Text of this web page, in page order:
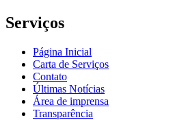
Serviços
Página Inicial
Carta de Serviços
Contato
Últimas Notícias
Área de imprensa
Transparência